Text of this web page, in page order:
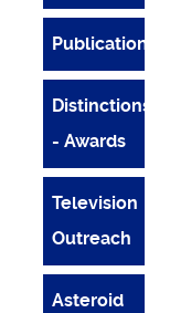
Publications
Distinctions
- Awards
Television
Outreach
Asteroid